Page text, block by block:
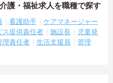
護・福祉求人を職種で探す
看護助手
ケアマネージャー
ス提供責任者 施設長
児童発
理責任者 生活支援員
管理